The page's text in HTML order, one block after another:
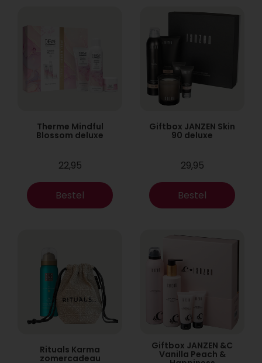
Therme Mindful
Blossom deluxe
22,95
Bestel
Giftbox JANZEN Skin
90 deluxe
29,95
Bestel
Rituals Karma
zomercadeau
Giftbox JANZEN &C
Vanilla Peach &